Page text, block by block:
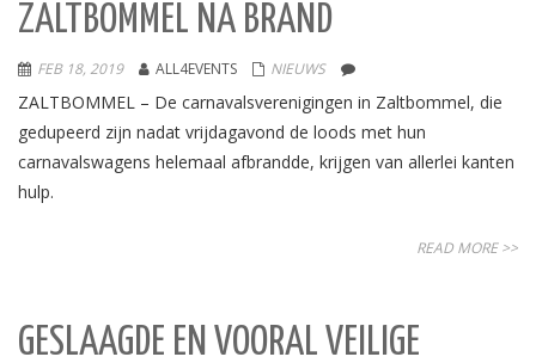
ZALTBOMMEL NA BRAND
FEB 18, 2019 ALL4EVENTS NIEUWS
ZALTBOMMEL – De carnavalsverenigingen in Zaltbommel, die
gedupeerd zijn nadat vrijdagavond de loods met hun
carnavalswagens helemaal afbrandde, krijgen van allerlei kanten
hulp.
READ MORE >>
GESLAAGDE EN VOORAL VEILIGE